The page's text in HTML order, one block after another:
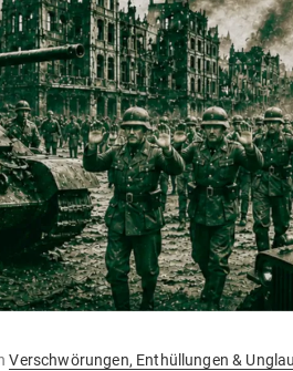
Verschwörungen, Enthüllungen &